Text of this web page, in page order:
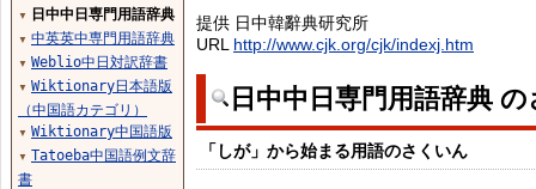
提供 日中韓辭典研究所
URL http://www.cjk.org/cjk/indexj.htm
日中中日専門用語辞典
「しが」から始まる用語のさくいん
▼ 日中中日専門用語辞典
▼ 中英英中専門用語辞典
▼ Weblio中日対訳辞書
▼ Wiktionary日本語版
（中国語カテゴリ）
▼ Wiktionary中国語版
▼ Tatoeba中国語例文辞
書